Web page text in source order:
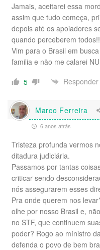
Jamais, aceitarei essa
assim que tudo começa,
depois até os apoiadores
quando perceberem
Vim para o Brasil em
familia e não me calarei
5
Responder
Marco Ferreira
6 anos atrás
Tristeza profunda vermos
ditadura judiciária.
Passamos por tantas
criticar sendo
nós assegurarem esses
Pra onde querem nos
olhe por nosso Brasil e,
no STF, que continuem
poder? Rogo ao mínistro
defenda o povo de bem